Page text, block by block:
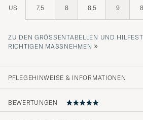
US 7,5 8 8,5 9
ZU DEN GRÖSSENTABELLEN UND
ICHTIGEN MASSNEHMEN
»
PFLEGEHINWEISE & INFORMATIONEN
BEWERTUNGEN